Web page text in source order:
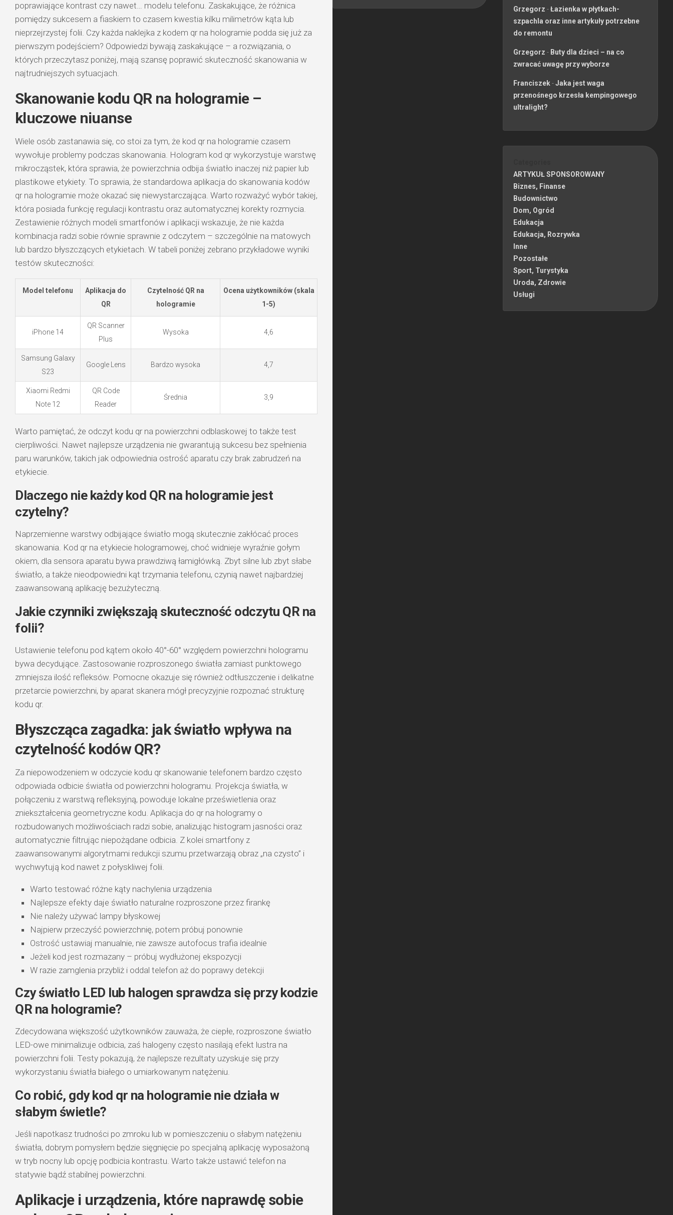
poprawiające kontrast czy nawet… modelu telefonu. Zaskakujące, że różnica
pomiędzy sukcesem a fiaskiem to czasem kwestia kilku milimetrów kąta lub
nieprzejrzystej folii. Czy każda naklejka z kodem qr na hologramie podda się już za
pierwszym podejściem? Odpowiedzi bywają zaskakujące – a rozwiązania, o
których przeczytasz poniżej, mają szansę poprawić skuteczność skanowania w
najtrudniejszych sytuacjach.
Skanowanie kodu QR na hologramie –
kluczowe niuanse
Wiele osób zastanawia się, co stoi za tym, że kod qr na hologramie czasem
wywołuje problemy podczas skanowania. Hologram kod qr wykorzystuje warstwę
mikrocząstek, która sprawia, że powierzchnia odbija światło inaczej niż papier lub
plastikowe etykiety. To sprawia, że standardowa aplikacja do skanowania kodów
qr na hologramie może okazać się niewystarczająca. Warto rozważyć wybór takiej,
która posiada funkcję regulacji kontrastu oraz automatycznej korekty rozmycia.
Zestawienie różnych modeli smartfonów i aplikacji wskazuje, że nie każda
kombinacja radzi sobie równie sprawnie z odczytem – szczególnie na matowych
lub bardzo błyszczących etykietach. W tabeli poniżej zebrano przykładowe wyniki
testów skuteczności:
Model telefonu
Aplikacja do
QR
Czytelność QR na
hologramie
Ocena użytkowników (skala
1-5)
iPhone 14
QR Scanner
Plus
Wysoka 4,6
Samsung Galaxy
S23
Google Lens Bardzo wysoka 4,7
Xiaomi Redmi
Note 12
QR Code
Reader
Średnia 3,9
Warto pamiętać, że odczyt kodu qr na powierzchni odblaskowej to także test
cierpliwości. Nawet najlepsze urządzenia nie gwarantują sukcesu bez spełnienia
paru warunków, takich jak odpowiednia ostrość aparatu czy brak zabrudzeń na
etykiecie.
Dlaczego nie każdy kod QR na hologramie jest
czytelny?
Naprzemienne warstwy odbijające światło mogą skutecznie zakłócać proces
skanowania. Kod qr na etykiecie hologramowej, choć widnieje wyraźnie gołym
okiem, dla sensora aparatu bywa prawdziwą łamigłówką. Zbyt silne lub zbyt słabe
światło, a także nieodpowiedni kąt trzymania telefonu, czynią nawet najbardziej
zaawansowaną aplikację bezużyteczną.
Jakie czynniki zwiększają skuteczność odczytu QR na
folii?
Ustawienie telefonu pod kątem około 40°-60° względem powierzchni hologramu
bywa decydujące. Zastosowanie rozproszonego światła zamiast punktowego
zmniejsza ilość refleksów. Pomocne okazuje się również odtłuszczenie i delikatne
przetarcie powierzchni, by aparat skanera mógł precyzyjnie rozpoznać strukturę
kodu qr.
Błyszcząca zagadka: jak światło wpływa na
czytelność kodów QR?
Za niepowodzeniem w odczycie kodu qr skanowanie telefonem bardzo często
odpowiada odbicie światła od powierzchni hologramu. Projekcja światła, w
połączeniu z warstwą refleksyjną, powoduje lokalne prześwietlenia oraz
zniekształcenia geometryczne kodu. Aplikacja do qr na hologramy o
rozbudowanych możliwościach radzi sobie, analizując histogram jasności oraz
automatycznie filtrując niepożądane odbicia. Z kolei smartfony z
zaawansowanymi algorytmami redukcji szumu przetwarzają obraz „na czysto” i
wychwytują kod nawet z połyskliwej folii.
Warto testować różne kąty nachylenia urządzenia
Najlepsze efekty daje światło naturalne rozproszone przez firankę
Nie należy używać lampy błyskowej
Najpierw przeczyść powierzchnię, potem próbuj ponownie
Ostrość ustawiaj manualnie, nie zawsze autofocus trafia idealnie
Jeżeli kod jest rozmazany – próbuj wydłużonej ekspozycji
W razie zamglenia przybliż i oddal telefon aż do poprawy detekcji
Czy światło LED lub halogen sprawdza się przy kodzie
QR na hologramie?
Zdecydowana większość użytkowników zauważa, że ciepłe, rozproszone światło
LED-owe minimalizuje odbicia, zaś halogeny często nasilają efekt lustra na
powierzchni folii. Testy pokazują, że najlepsze rezultaty uzyskuje się przy
wykorzystaniu światła białego o umiarkowanym natężeniu.
Co robić, gdy kod qr na hologramie nie działa w
słabym świetle?
Jeśli napotkasz trudności po zmroku lub w pomieszczeniu o słabym natężeniu
światła, dobrym pomysłem będzie sięgnięcie po specjalną aplikację wyposażoną
w tryb nocny lub opcję podbicia kontrastu. Warto także ustawić telefon na
statywie bądź stabilnej powierzchni.
Aplikacje i urządzenia, które naprawdę sobie
Grzegorz -Łazienka w płytkach-
szpachla oraz inne artykuły potrzebne
do remontu
Grzegorz - Buty dla dzieci – na co
zwracać uwagę przy wyborze
Franciszek-Jaka jest waga
przenośnego krzesła kempingowego
ultralight?
ARTYKUŁ SPONSOROWANY
Biznes, Finanse
Budownictwo
Dom, Ogród
Edukacja
Edukacja, Rozrywka
Inne
Pozostałe
Sport, Turystyka
Uroda, Zdrowie
Usługi